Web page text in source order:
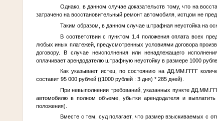
Однако, в данном случае доказательств тому, что на
затрачено на восстановительный ремонт автомобиля, истцом не
Таким образом, в данном случае штрафная неустойка на
В соответствии с пунктом 1.4 положения оплата всех
любых иных платежей, предусмотренных условиями договора
договору. В случае неисполнения или ненадлежащего
оплачивает арендодателю штрафную неустойку в размере 1000
Как указывает истец, по состоянию на ДД.ММ.ГГГГ
составит 95 000 рублей ((1000 рублей : 3 дня) * 285 дней).
При невыполнении требований, указанных пункте
автомобилю в полном объеме, убытки арендодателя и
положения).
Вместе с тем, суд полагает, что размер взыскиваемых с